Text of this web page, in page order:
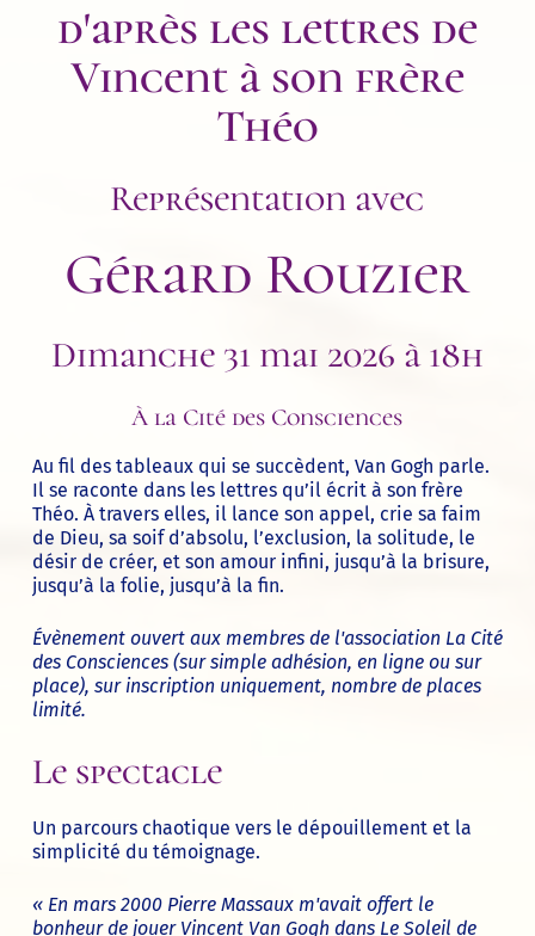
d'après les lettres de
Vincent à son frère
Théo
Représentation avec
Gérard Rouzier
Dimanche 31 mai 2026 à 18h
À la Cité des Consciences
Au fil des tableaux qui se succèdent, Van Gogh parle.
Il se raconte dans les lettres qu’il écrit à son frère
Théo. À travers elles, il lance son appel, crie sa faim
de Dieu, sa soif d’absolu, l’exclusion, la solitude, le
désir de créer, et son amour infini, jusqu’à la brisure,
jusqu’à la folie, jusqu’à la fin.
Évènement ouvert aux membres de l'association La Cité
des Consciences (sur simple adhésion, en ligne ou sur
place), sur inscription uniquement, nombre de places
limité.
Le spectacle
Un parcours chaotique vers le dépouillement et la
simplicité du témoignage.
« En mars 2000 Pierre Massaux m'avait offert le
bonheur de jouer Vincent Van Gogh dans Le Soleil de